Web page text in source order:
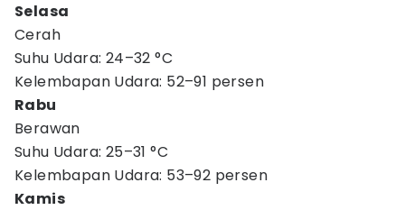
Selasa
Cerah
Suhu Udara: 24–32 °C
Kelembapan Udara: 52–91 persen
Rabu
Berawan
Suhu Udara: 25–31 °C
Kelembapan Udara: 53–92 persen
Kamis